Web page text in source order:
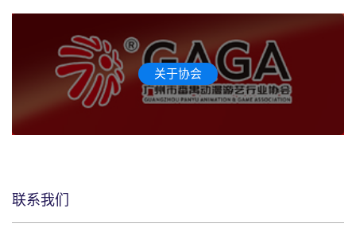
关于协会
联系我们